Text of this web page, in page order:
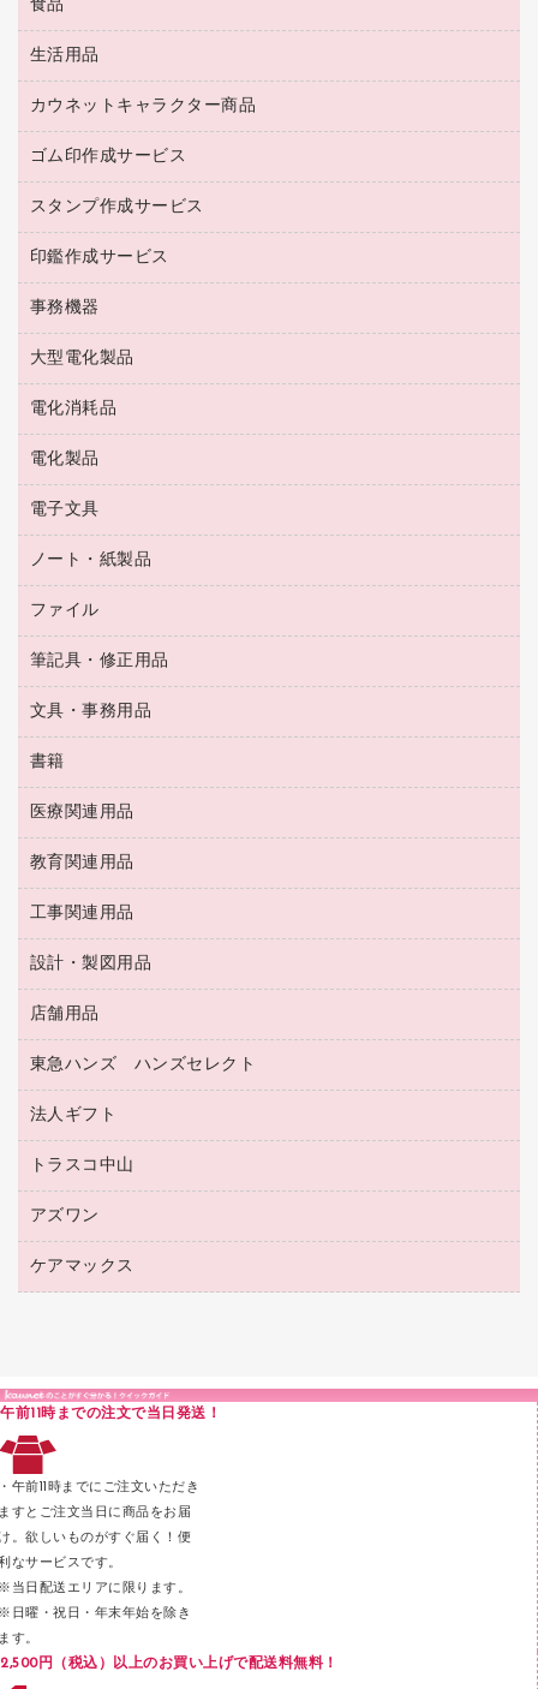
ＨＤＤ／ＳＳＤ
ディスプレイモニター
防災用備蓄食品・飲料
台車・脚立
倉庫収納用品
作業用雑貨
梱包用品
梱包用テープ
園芸用品
ペット用品
緑茶飲料
茶葉・インスタント
紅茶・バラエティ飲料
レギュラーコーヒー
ミルク・シュガー
ソフトドリンク
コーヒーメーカー・備品
インスタントコーヒー
食品
食品
菓子
生活用品
浴室用品
台所用洗剤
掃除用品
掃除用洗剤
洗濯用品
消臭・芳香剤
殺虫剤
飲食用消耗品
ハンドソープ・石鹸
トイレ用品
トイレ用洗剤
ティッシュペーパー
ダストボックス
タオル・アメニティ用品
スリッパ・サンダル・シューズ
スポーツ・レジャー用品
ゴミ袋
キッチン用品
食品添加物製品
カウネットキャラクター商品
カウネットキャラクター商品
ゴム印作成サービス
ゴム印作成サービス
ゴム印（一行印）作成サービス
ゴム印（フリーサイズ印）作成サービス
スタンプ作成サービス
シヤチハタスタンプ作成サービス
カウネットスタンプ作成サービス
印鑑作成サービス
印鑑作成サービス
事務機器
大型シュレッダー（共配）
レーザーポインター
ラミネートフィルム
ラミネータ
タイムレコーダー
シュレッダ
ＯＨＰ用品
大型電化製品
冷蔵庫・キッチン・調理家電
テレビ・ＡＶ機器
電化消耗品
電球・蛍光灯
乾電池・充電池
フィルム・カメラ用品
デスクライト
アルバム
電化製品
掃除機・クリーナー
空調・季節家電
その他電化製品
キッチン・調理家電
ＯＡタップ／延長コード
電子文具
電卓
ラベルテープ
その他電子文具
ノート・紙製品
封筒
粘着メモ
伝票
典礼用品
帳簿
額縁
各種用紙
ルーズリーフ
ファイル
名刺整理用品
板目表紙・綴込表紙
背幅が伸びるファイル
統一伝票用ファイル
収納保存用品
レターファイル
リングファイル
プレゼン用ファイル
ファイルボックス
パイプ式ファイル
その他ファイル
クリヤーホルダー
クリヤーブック（差替式）
クリヤーブック（固定式）
Ｚ式ファイル
２穴リフィル・２穴インデックス
筆記具・修正用品
万年筆
筆ペン
消しゴム
修正液・修正ペン
修正テープ
鉛筆
マーキングペン（油性）
マーキングペン（水性）
ボールペン（油性）
ボールペン（ゲルインク）
シャープペンシル用替芯
文具・事務用品
輪ゴム
両面テープ
名札
保管・整理用品
壁面／足元収納
備品／小物ケース
透明テープ 事務用
電話台
針なしステープラー
紙めくり
裁断機
印章用品
ラベル類
メンディングテープ
メッシュケース／ペンケース
フロアケース
ブックエンド／ブックスタンド
書籍
パソコンソフト
医療関連用品
保健用品
使い捨て手袋
感染症対策用品
介護用品
医療関連用品
教育関連用品
教育関連用品
工事関連用品
工事関連用品
屋外用品
設計・製図用品
設計・製図用品
店舗用品
店舗運営用品
陳列什器
紙手提げ袋
レジ・ポリ袋
ディスプレイ用品
カウンター／お会計用品
東急ハンズ ハンズセレクト
東急ハンズ
法人ギフト
高島屋
カウネットギフト
高島屋（食品・飲料）
カウネットギフト（食品・飲料）
トラスコ中山
建築・作業用品
アズワン
医療・介護用品（食品・飲料・食添製品）
ケアマックス
午前11時までの注文で当日発送！
午前11時までにご注文いただき
すとご注文当日に商品をお届
。欲しいものがすぐ届く！便
なサービスです。
当日配送エリアに限ります。
日曜・祝日・年末年始を除き
す。
2,500円（税込）以上のお買い上げで配送料無料！